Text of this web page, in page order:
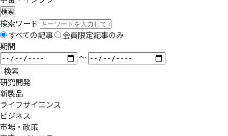
検索
検索ワード
すべての記事
会員限定記事のみ
期間
〜
検索
研究開発
新製品
ライフサイエンス
ビジネス
市場・政策